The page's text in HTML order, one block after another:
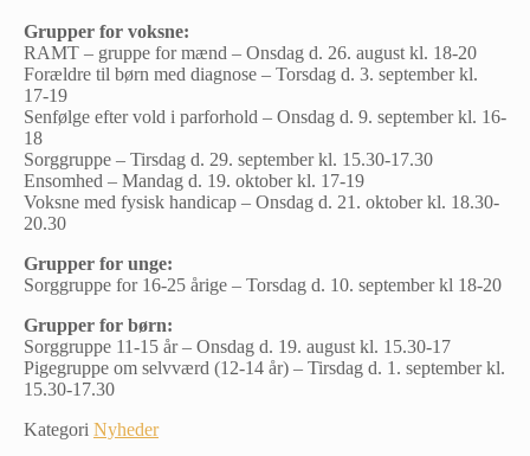
Grupper for voksne:
RAMT – gruppe for mænd – Onsdag d. 26. august kl. 18-20
Forældre til børn med diagnose – Torsdag d. 3. september kl.
17-19
Senfølge efter vold i parforhold – Onsdag d. 9. september kl. 16-
18
Sorggruppe – Tirsdag d. 29. september kl. 15.30-17.30
Ensomhed – Mandag d. 19. oktober kl. 17-19
Voksne med fysisk handicap – Onsdag d. 21. oktober kl. 18.30-
20.30
Grupper for unge:
Sorggruppe for 16-25 årige – Torsdag d. 10. september kl 18-20
Grupper for børn:
Sorggruppe 11-15 år – Onsdag d. 19. august kl. 15.30-17
Pigegruppe om selvværd (12-14 år) – Tirsdag d. 1. september kl.
15.30-17.30
Kategori Nyheder